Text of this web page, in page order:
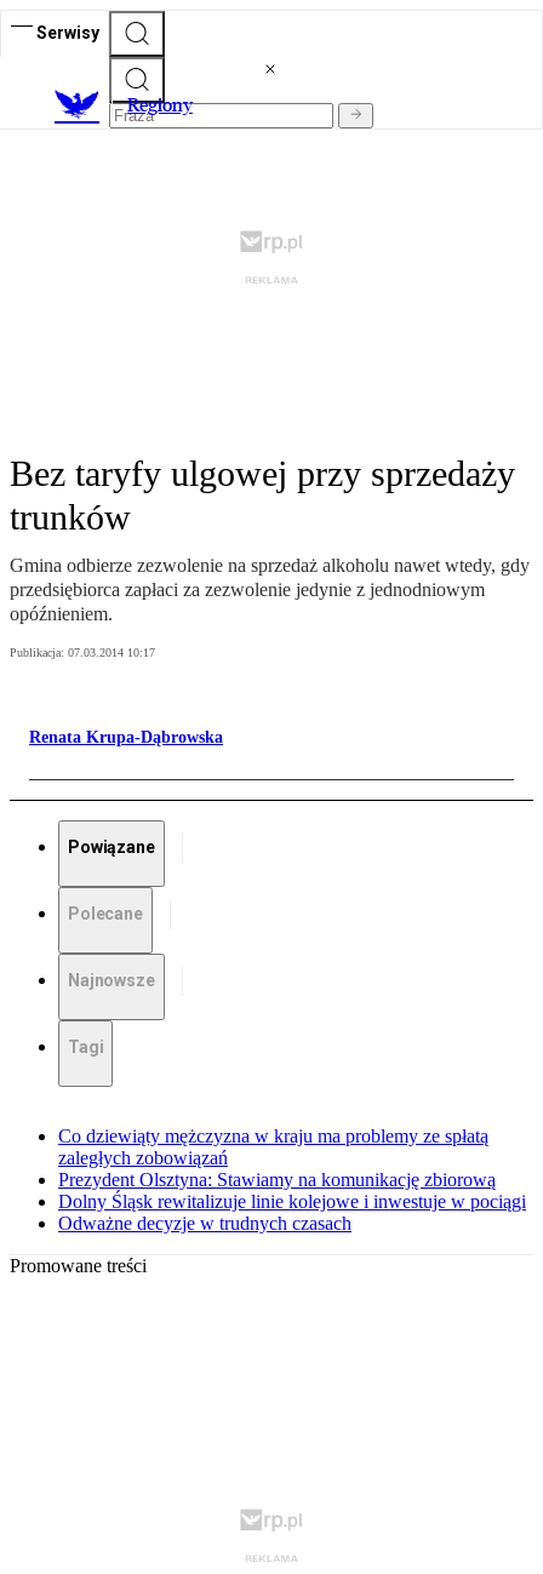
Serwisy
Regiony
Bez taryfy ulgowej przy sprzedaży
trunków
Gmina odbierze zezwolenie na sprzedaż alkoholu nawet wtedy, gdy
przedsiębiorca zapłaci za zezwolenie jedynie z jednodniowym
opóźnieniem.
Publikacja: 07.03.2014 10:17
Renata Krupa-Dąbrowska
Powiązane
Polecane
Najnowsze
Tagi
Co dziewiąty mężczyzna w kraju ma problemy ze spłatą
zaległych zobowiązań
Prezydent Olsztyna: Stawiamy na komunikację zbiorową
Dolny Śląsk rewitalizuje linie kolejowe i inwestuje w pociągi
Odważne decyzje w trudnych czasach
Promowane treści